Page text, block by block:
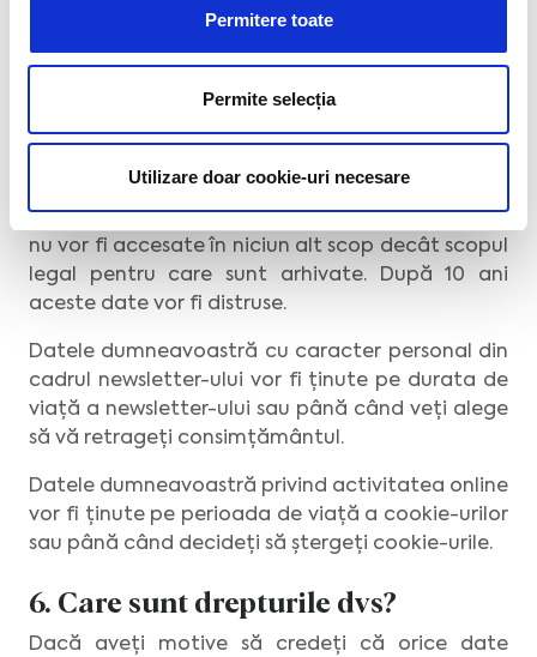
Permitere toate
Permite selecția
Utilizare doar cookie-uri necesare
documentele financiar-contabile sau în
documente care se anexează documentelor
financiar-contabile, vor fi păstrate 10 ani
nr. 2634/2015 privind documentele financiar-
contabile, emis de Ministerul Finanțelor Publice și
nu vor fi accesate în niciun alt scop decât scopul
legal pentru care sunt arhivate. După 10 ani
aceste date vor fi distruse.
Datele dumneavoastră cu caracter personal din
cadrul newsletter-ului vor fi ținute pe durata de
viață a newsletter-ului sau până când veți alege
să vă retrageți consimțământul.
Datele dumneavoastră privind activitatea online
vor fi ținute pe perioada de viață a cookie-urilor
sau până când decideți să ștergeți cookie-urile.
6. Care sunt drepturile dvs?
Dacă aveți motive să credeți că orice date